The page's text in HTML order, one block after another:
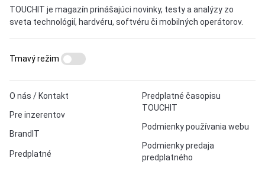
TOUCHIT je magazín prinášajúci novinky, testy a analýzy zo
sveta technológií, hardvéru, softvéru či mobilných operátorov.
O nás / Kontakt
Pre inzerentov
BrandIT
Predplatné
Predplatné časopisu
TOUCHIT
Podmienky používania webu
Podmienky predaja
predplatného
Tmavý režim